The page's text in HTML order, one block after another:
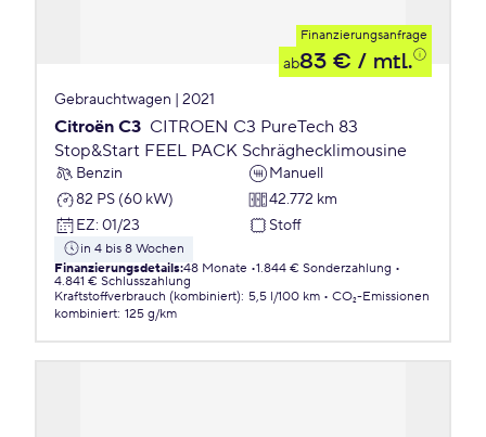
Finanzierungsanfrage
ab83 € / mtl.
Gebrauchtwagen | 2021
Citroën C3 CITROEN C3 PureTech 83
Stop&Start FEEL PACK Schräghecklimousine
Benzin
Manuell
82 PS (60 kW)
42.772 km
EZ: 01/23 Stoff
in 4 bis 8 Wochen
Finanzierungsdetails:48 Monate 1.844 € Sonderzahlung
4.841 € Schlusszahlung
Kraftstoffverbrauch (kombiniert): 5,5 l/100 km
CO₂-Emissionen
kombiniert: 125 g/km